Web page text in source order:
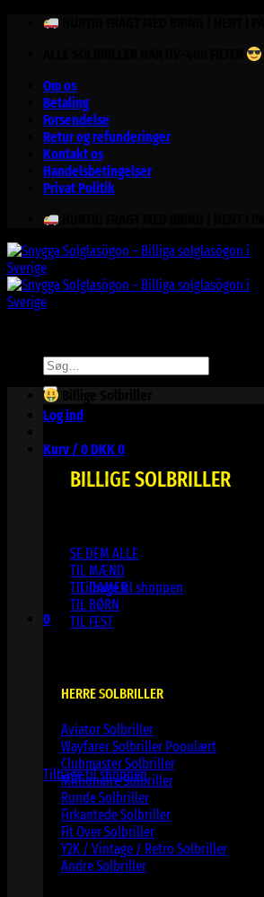
Fortsæt
Om os
Betaling
Forsendelse
Retur og refunderinger
Kontakt os
Handelsbetingelser
Privat Politik
Søg
efter:
Log ind
Kurv / 0DKK0
Ingen varer i kurven.
Tilbage til shoppen
0
Ingen varer i kurven.
Tilbage til shoppen
BILLIGE SOLBRILLER
SE DEM ALLE
TIL MÆND
TIL DAMER
TIL BØRN
TIL FEST
HERRE SOLBRILLER
Aviator Solbriller
Wayfarer Solbriller
Clubmaster Solbriller
Millionaire Solbriller
Runde Solbriller
Firkantede Solbriller
Fit Over Solbriller
Y2K / Vintage / Retro Solbriller
Andre Solbriller